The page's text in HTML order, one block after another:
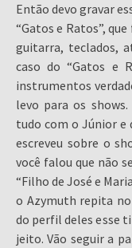
Então devo gravar
“Gatos e Ratos”,
guitarra, teclados,
caso do “Gatos e
instrumentos
levo para os
tudo com o Júnior e
escreveu sobre o
você falou que não
“Filho de José e
o Azymuth repita
do perfil deles esse
jeito. Vão seguir a